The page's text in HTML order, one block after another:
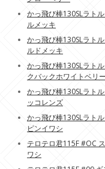
かっ飛び棒130SLラト
ルメッキ
かっ飛び棒130SLラト
ルドメッキ
かっ飛び棒130SLラト
クバックホワイトベリー
かっ飛び棒130SLラト
ッコレンズ
かっ飛び棒130SLラト
ピンイワシ
テロテロ君115F #OC
ワシ